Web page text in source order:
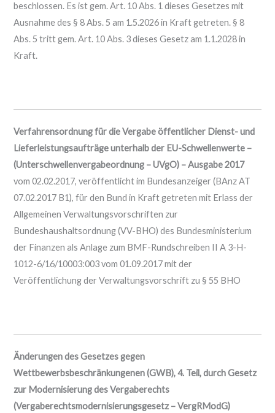
beschlossen. Es ist gem. Art. 10 Abs. 1 dieses Gesetzes mit
Ausnahme des § 8 Abs. 5 am 1.5.2026 in Kraft getreten. § 8
Abs. 5 tritt gem. Art. 10 Abs. 3 dieses Gesetz am 1.1.2028 in
Kraft.
Verfahrensordnung für die Vergabe öffentlicher Dienst- und
Lieferleistungsaufträge unterhalb der EU-Schwellenwerte –
(Unterschwellenvergabeordnung – UVgO) – Ausgabe 2017
vom 02.02.2017, veröffentlicht im Bundesanzeiger (BAnz AT
07.02.2017 B1), für den Bund in Kraft getreten mit Erlass der
Allgemeinen Verwaltungsvorschriften zur
Bundeshaushaltsordnung (VV-BHO) des Bundesministerium
der Finanzen als Anlage zum BMF-Rundschreiben II A 3-H-
1012-6/16/10003:003 vom 01.09.2017 mit der
Veröffentlichung der Verwaltungsvorschrift zu § 55 BHO
Änderungen des Gesetzes gegen
Wettbewerbsbeschränkungenen (GWB), 4. Teil, durch Gesetz
zur Modernisierung des Vergaberechts
(Vergaberechtsmodernisierungsgesetz – VergRModG)